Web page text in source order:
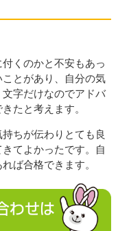
くのかと不安もあっ
とがあり、自分の気
字だけなのでアドバ
たと考えます。
ちが伝わりとても良
てよかったです。自
ば合格できます。